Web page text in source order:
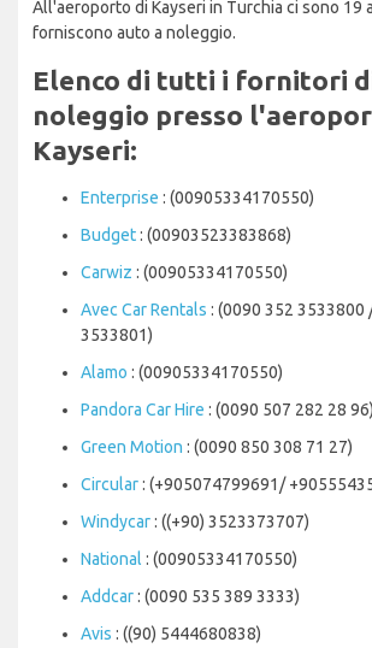
All'aeroporto di Kayseri in Turchia ci sono 19
forniscono auto a noleggio.
Elenco di tutti i fornitori
noleggio presso
Kayseri:
Enterprise : (00905334170550)
Budget: (00903523383868)
Carwiz : (00905334170550)
Avec Car Rentals : (0090 352 3533800
3533801)
Alamo : (00905334170550)
Pandora Car Hire : (0090 507 282 28 96)
Green Motion : (0090 850 308 71 27)
Circular: (+905074799691/
Windycar: ((+90) 3523373707)
National : (00905334170550)
Addcar: (0090 535 389 3333)
Avis : ((90) 5444680838)